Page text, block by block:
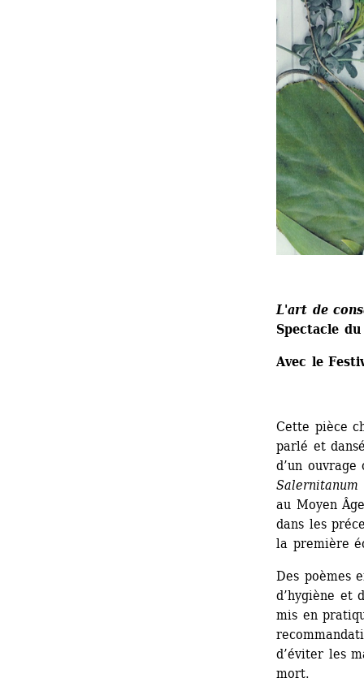
L'art de
Spectacle
Avec le
Cette pièce
parlé et
d’un
Salernitanum
au Moyen
dans les
la première
Des poèmes
d’hygiène et
mis en
d’éviter les
mort.